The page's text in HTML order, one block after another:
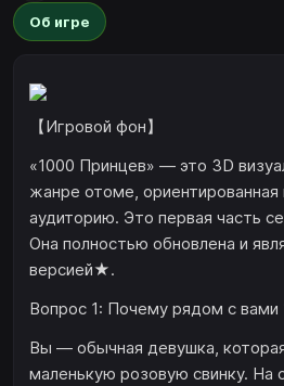
Об игре
【Игровой фон】
«1000 Принцев» — это 3D
жанре отоме,
аудиторию. Это первая часть
Она полностью обновлена и
версией★.
Вопрос 1: Почему рядом с вами
Вы — обычная девушка,
маленькую розовую свинку. На